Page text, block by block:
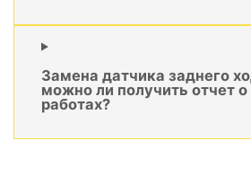
Замена датчика заднего
можно ли получить отчет
работах?